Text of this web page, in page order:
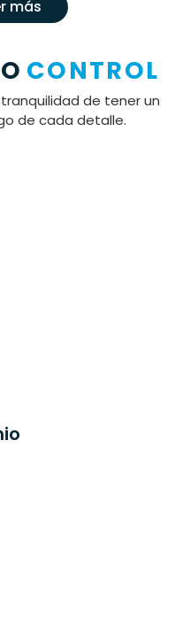
más
CONTROL
de tener un
de cada detalle.